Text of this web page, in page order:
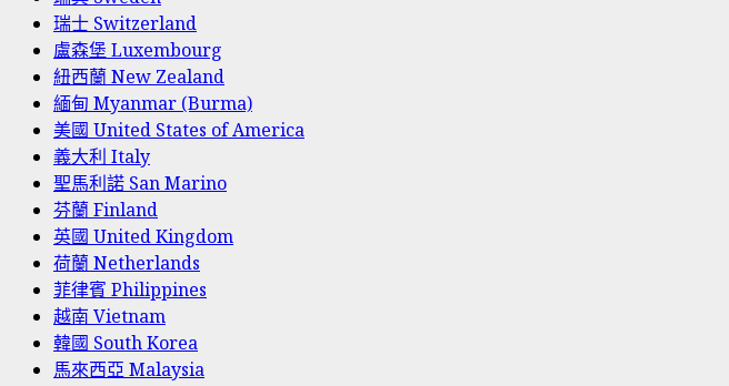
瑞士 Switzerland
盧森堡 Luxembourg
紐西蘭 New Zealand
緬甸 Myanmar (Burma)
美國 United States of America
義大利 Italy
聖馬利諾 San Marino
芬蘭 Finland
英國 United Kingdom
荷蘭 Netherlands
菲律賓 Philippines
越南 Vietnam
韓國 South Korea
馬來西亞 Malaysia